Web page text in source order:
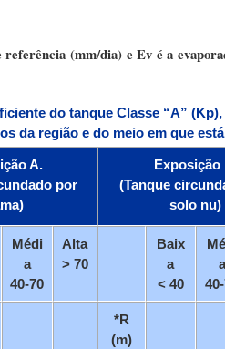
(mm/dia) e Ev é a
do tanque Classe “A”
da região e do meio em que
A.
por
Exposição
(Tanque
solo nu)
Médi
a
40-70
Alta
> 70
Baix
a
< 40
a
*R
(m)